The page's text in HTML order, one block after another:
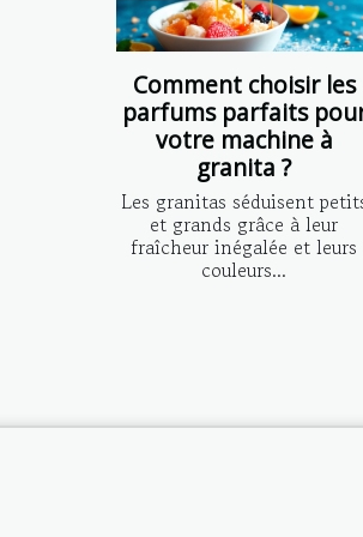
Comment choisir les
parfums parfaits
votre machine à
granita ?
Les granitas séduisent
et grands grâce à leur
fraîcheur inégalée et leurs
couleurs...